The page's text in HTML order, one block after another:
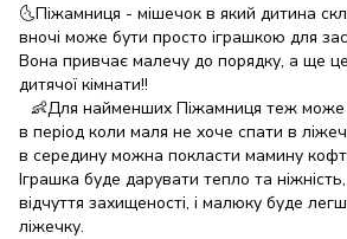
🌜Піжамниця - мішечок в який дитина
вночі може бути просто іграшкою для
Вона привчає малечу до порядку, а ще
дитячої кімнати!!
⠀👶Для найменших Піжамниця теж може
в період коли маля не хоче спати в
в середину можна покласти мамину
Іграшка буде дарувати тепло та
відчуття захищеності, і малюку буде
ліжечку.